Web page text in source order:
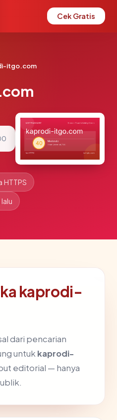
Cek Gratis
itgo.com
HTTPS
kaprodi-
dari pencarian
untuk kaprodi-
editorial — hanya